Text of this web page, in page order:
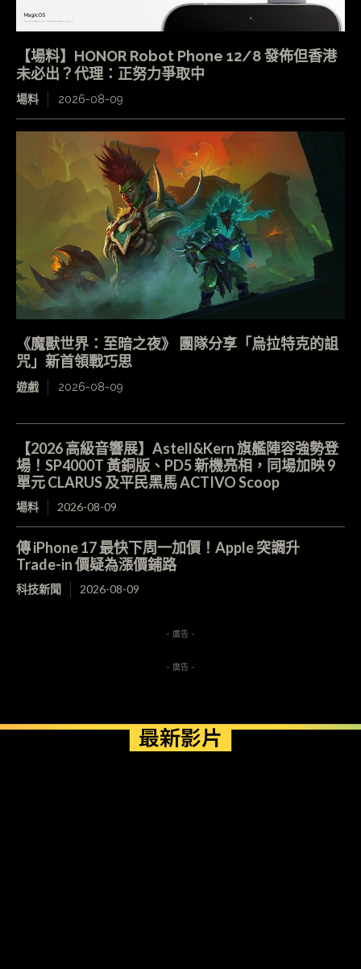
【場料】HONOR Robot Phone 12/8 發佈但香港
未必出？代理：正努力爭取中
場料 2026-08-09
《魔獸世界：至暗之夜》 團隊分享「烏拉特克的詛
咒」新首領戰巧思
遊戲 2026-08-09
【2026 高級音響展】Astell&Kern 旗艦陣容強勢登
場！SP4000T 黃銅版、PD5 新機亮相，同場加映 9
單元 CLARUS 及平民黑馬 ACTIVO Scoop
場料 2026-08-09
傳 iPhone 17 最快下周一加價！Apple 突調升
Trade-in 價疑為漲價鋪路
科技新聞 2026-08-09
- 廣告 -
- 廣告 -
最新影片